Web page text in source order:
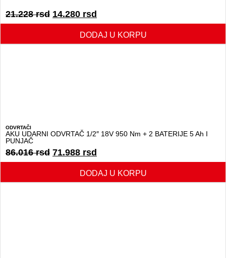
21.228rsd 14.280 rsd
DODAJ U KORPU
ODVRTAČI
AKU UDARNI ODVRTAČ 1/2″ 18V 950 Nm + 2 BATERIJE 5 Ah I
PUNJAČ
86.016rsd 71.988 rsd
DODAJ U KORPU